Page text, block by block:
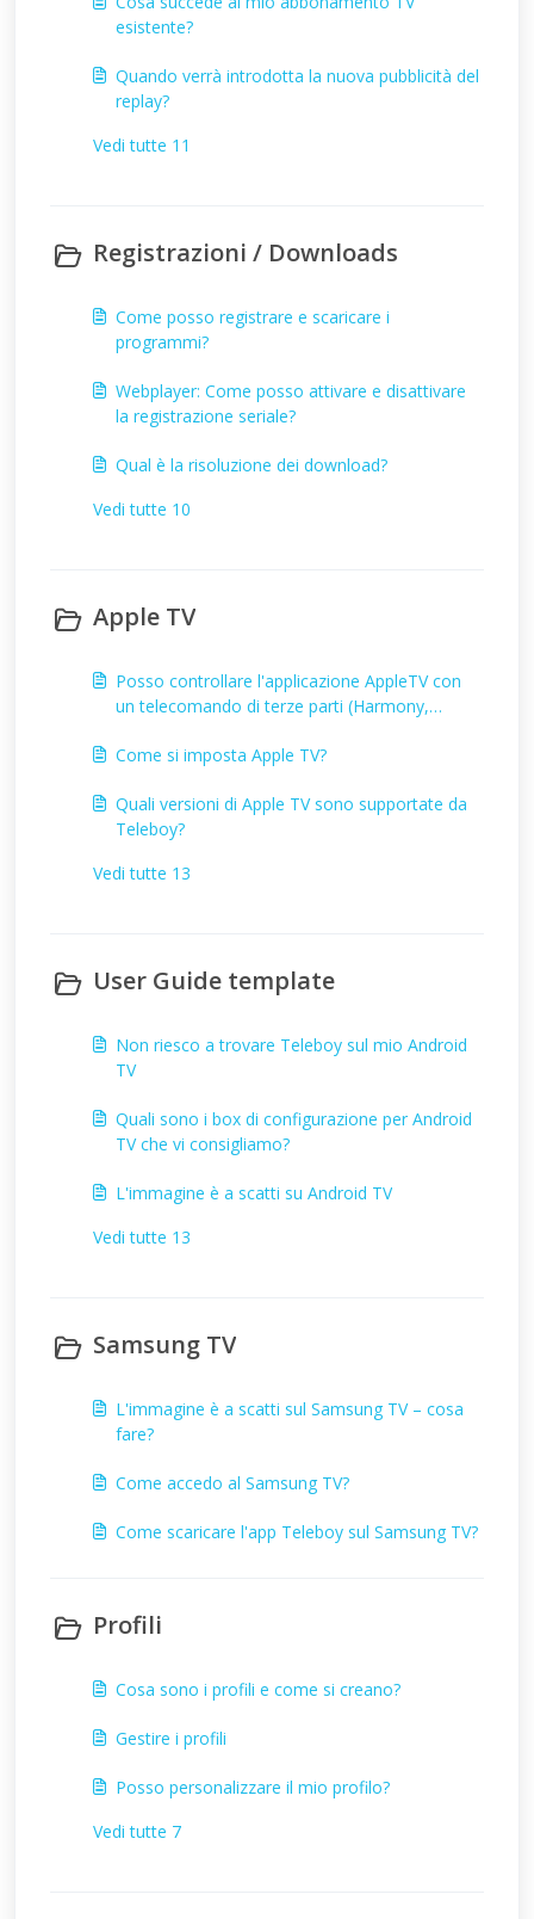
esistente?
Quando verrà introdotta la nuova pubblicità del
replay?
Vedi tutte 11
Registrazioni / Downloads
Come posso registrare e scaricare i
programmi?
Webplayer: Come posso attivare e disattivare
la registrazione seriale?
Qual è la risoluzione dei download?
Vedi tutte 10
Apple TV
Posso controllare l'applicazione AppleTV con
un telecomando di terze parti (Harmony,
Come si imposta Apple TV?
Quali versioni di Apple TV sono supportate da
Teleboy?
Vedi tutte 13
User Guide template
Non riesco a trovare Teleboy sul mio Android
TV
Quali sono i box di configurazione per Android
TV che vi consigliamo?
L'immagine è a scatti su Android TV
Vedi tutte 13
Samsung TV
L'immagine è a scatti sul Samsung TV – cosa
fare?
Come accedo al Samsung TV?
Come scaricare l'app Teleboy sul Samsung TV?
Profili
Cosa sono i profili e come si creano?
Gestire i profili
Posso personalizzare il mio profilo?
Vedi tutte 7